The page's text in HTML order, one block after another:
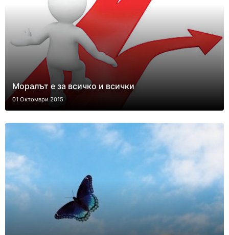
Моралът е за всичко и всички
01 Октомври 2015